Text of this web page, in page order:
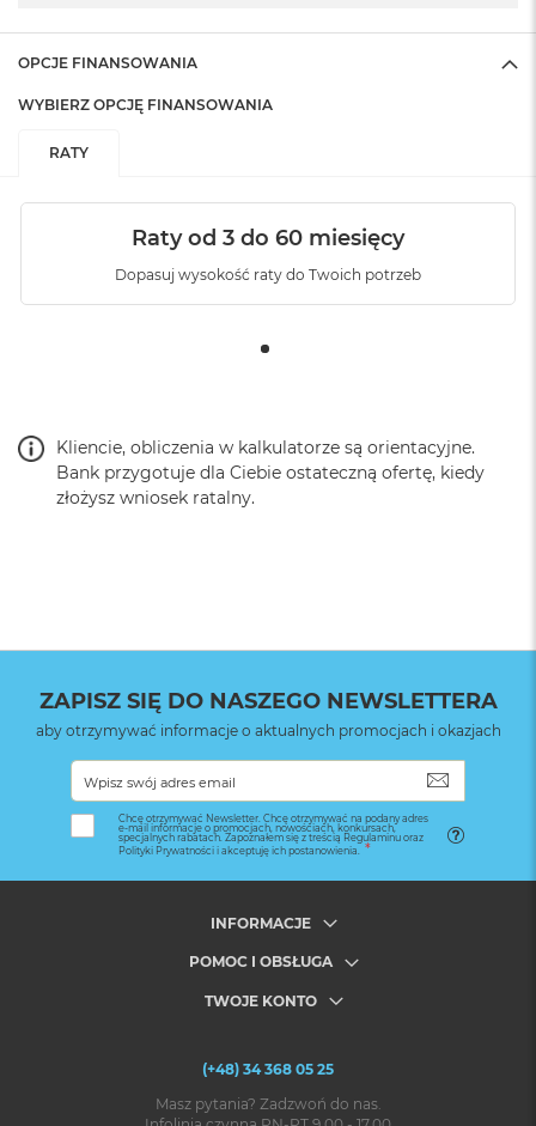
OPCJE FINANSOWANIA
WYBIERZ OPCJĘ FINANSOWANIA
RATY
Raty od 3 do 60 miesięcy
Dopasuj wysokość raty do Twoich potrzeb
Kliencie, obliczenia w kalkulatorze są orientacyjne.
Bank przygotuje dla Ciebie ostateczną ofertę, kiedy
złożysz wniosek ratalny.
ZAPISZ SIĘ DO NASZEGO NEWSLETTERA
aby otrzymywać informacje o aktualnych promocjach i okazjach
Chcę otrzymywać Newsletter. Chcę otrzymywać na podany adres
e-mail informacje o promocjach, nowościach, konkursach,
specjalnych rabatach. Zapoznałem się z treścią Regulaminu oraz
Polityki Prywatności i akceptuję ich postanowienia.
INFORMACJE
POMOC I OBSŁUGA
TWOJE KONTO
(+48) 34 368 05 25
Masz pytania? Zadzwoń do nas.